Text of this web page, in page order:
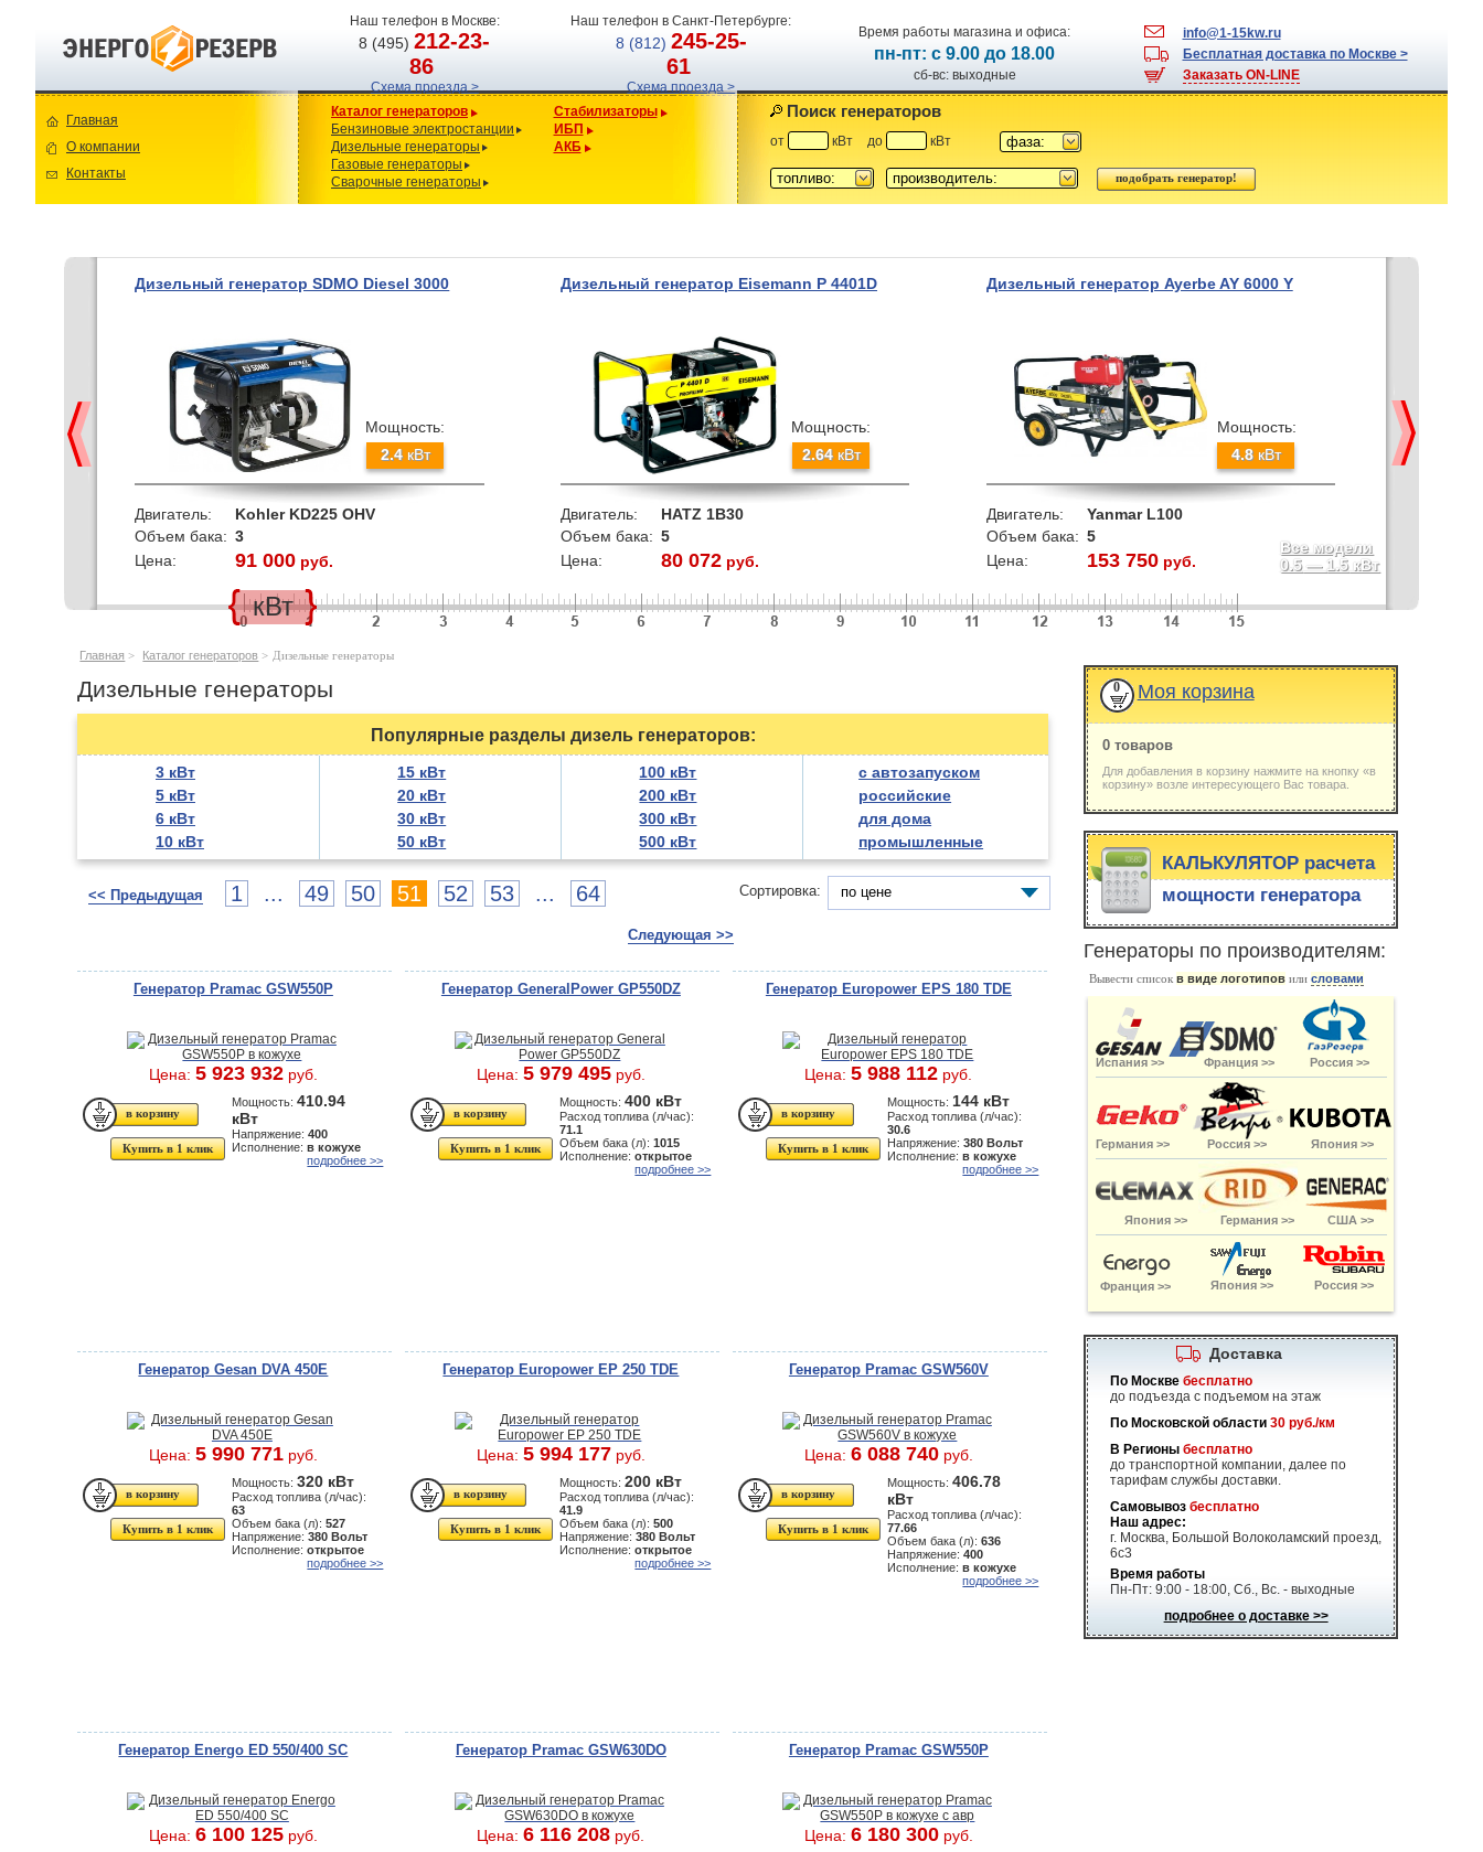
Наш телефон в Москве:
8 (495)212-23-
86
Схема проезда >
Наш телефон в Санкт-Петербурге:
8 (812) 245-25-
61
Схема проезда >
Время работы магазина и офиса:
пн-пт: с 9.00 до 18.00
сб-вс: выходные
info@1-15kw.ru
Бесплатная доставка по Москве >
Заказать ON-LINE
Главная
О компании
Контакты
Каталог генераторов
Бензиновые электростанции
Дизельные генераторы
Газовые генераторы
Сварочные генераторы
Стабилизаторы
ИБП
АКБ
Поиск генераторов
от кВт до кВт фаза:
топливо: производитель:
Все модели
0.5— 1.5кВт
Дизельный генератор SDMO Diesel 3000
Мощность:
2.4кВт
Двигатель:
Kohler KD225 OHV
Объем бака: 3
Цена:
91 000 руб.
Дизельный генератор Eisemann P 4401D
Мощность:
2.64кВт
Двигатель:
HATZ 1B30
Объем бака: 5
Цена:
80 072 руб.
Дизельный генератор Ayerbe AY 6000 Y
Мощность:
4.8кВт
Двигатель:
Yanmar L100
Объем бака: 5
Цена:
153 750руб.
кВт
Главная > Каталог генераторов > Дизельные генераторы
Дизельные генераторы
Популярные разделы дизель генераторов:
3 кВт
5 кВт
6 кВт
10 кВт
15 кВт
20 кВт
30 кВт
50 кВт
100 кВт
200 кВт
300 кВт
500 кВт
с автозапуском
российские
для дома
промышленные
Сортировка: по цене
<< Предыдущая 1 ... 49 50 51 52 53 ... 64
Следующая >>
Генератор Pramac GSW550P
Цена: 5 923 932руб.
Купить в 1 клик
Мощность:410.94
кВт
Напряжение:400
Исполнение:в кожухе
подробнее >>
Генератор GeneralPower GP550DZ
Цена: 5 979 495руб.
Купить в 1 клик
Мощность:400 кВт
Расход топлива (л/час):
71.1
Объем бака (л):1015
Исполнение:открытое
подробнее >>
Генератор Europower EPS 180 TDE
Цена:5 988 112 руб.
Купить в 1 клик
Мощность: 144 кВт
Расход топлива (л/час):
30.6
Напряжение:380 Вольт
Исполнение:в кожухе
подробнее >>
Генератор Gesan DVA 450E
Цена: 5 990 771руб.
Купить в 1 клик
Мощность:320 кВт
Расход топлива (л/час):
63
Объем бака (л):527
Напряжение:380 Вольт
Исполнение:открытое
подробнее >>
Генератор Europower EP 250 TDE
Цена: 5 994 177руб.
Купить в 1 клик
Мощность:200 кВт
Расход топлива (л/час):
41.9
Объем бака (л):500
Напряжение:380 Вольт
Исполнение:открытое
подробнее >>
Генератор Pramac GSW560V
Цена: 6 088 740руб.
Купить в 1 клик
Мощность:406.78
кВт
Расход топлива (л/час):
77.66
Объем бака (л):636
Напряжение:400
Исполнение:в кожухе
подробнее >>
Генератор Energo ED 550/400 SC
Цена: 6 100 125руб.
Генератор Pramac GSW630DO
Цена:6 116 208 руб.
Генератор Pramac GSW550P
Цена: 6 180 300руб.
0 Моя корзина
0 товаров
Для добавления в корзину нажмите на кнопку «в
корзину» возле интересующего Вас товара.
КАЛЬКУЛЯТОР расчета
мощности генератора
Генераторы по производителям:
Вывести список в виде логотиповили словами
Германия >>
Испания >> Франция >>
Германия >> Россия >> Япония >>
Япония >> США >>
Франция >> Япония >> Россия >>
Россия >>
Доставка
По Москве бесплатно
до подъезда с подъемом на этаж
По Московской области 30 руб./км
В Регионы бесплатно
до транспортной компании, далее по
тарифам службы доставки.
Самовывоз бесплатно
Наш адрес:
г. Москва, Большой Волоколамский проезд,
6с3
Время работы
Пн-Пт: 9:00 - 18:00, Сб., Вс. - выходные
подробнее о доставке >>